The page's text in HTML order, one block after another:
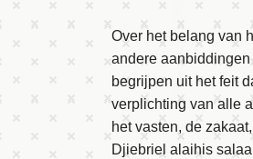
Over het belang van
andere
begrijpen uit het feit
verplichting van alle
het vasten, de
Djiebriel alaihis